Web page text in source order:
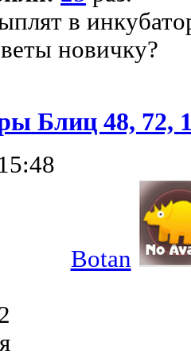
в
новичку?
Блиц 48, 72,
Botan